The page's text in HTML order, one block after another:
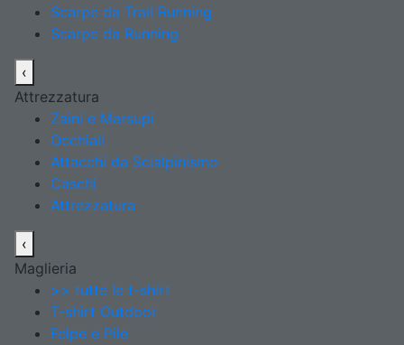
Scarpe da Trail Running
Scarpe da Running
‹
Attrezzatura
Zaini e Marsupi
Occhiali
Attacchi da Scialpinismo
Caschi
Attrezzatura
‹
Maglieria
>> tutte le t-shirt
T-shirt Outdoor
Felpe e Pile